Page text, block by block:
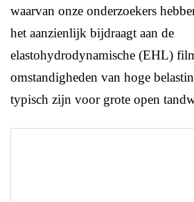
waarvan onze onderzoekers
het aanzienlijk bijdraagt ​​aan de
elastohydrodynamische (EHL)
omstandigheden van hoge
typisch zijn voor grote open